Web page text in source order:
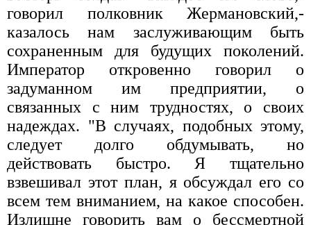
говорил полковник Жермановский,-
казалось нам заслуживающим быть
сохраненным для будущих поколений.
Император откровенно говорил о
задуманном им предприятии, о
связанных с ним трудностях, о своих
надеждах. "В случаях, подобных этому,
следует долго обдумывать, но
действовать быстро. Я тщательно
взвешивал этот план, я обсуждал его со
всем тем вниманием, на какое способен.
Излишне говорить вам о бессмертной